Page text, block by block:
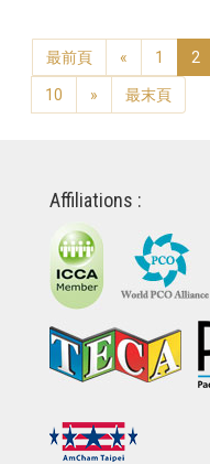
最前頁 « 1 2
10 » 最末頁
Affiliations :